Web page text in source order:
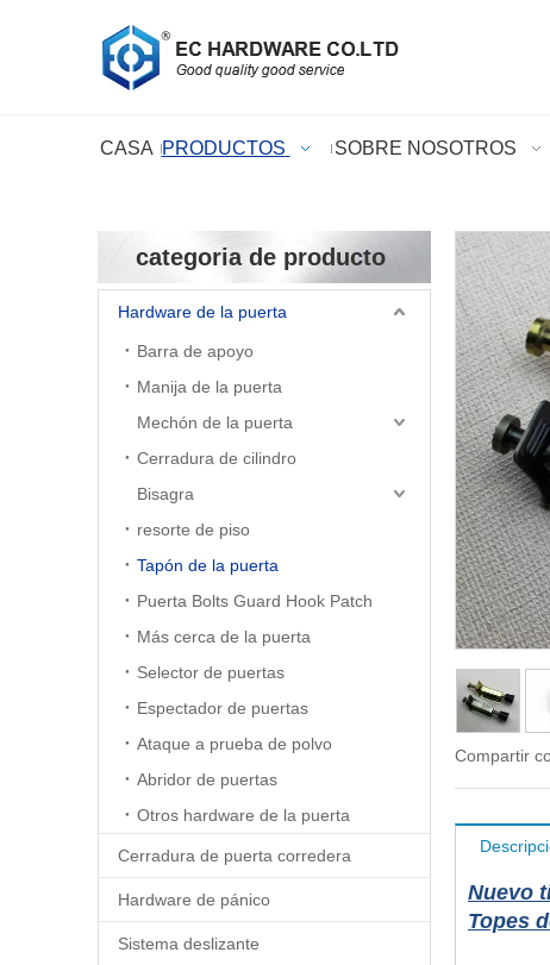
CASA PRODUCTOS SOBRE NOSOTROS
categoria de producto
Hardware de la puerta
Barra de apoyo
Manija de la puerta
Mechón de la puerta
Cerradura de cilindro
Bisagra
resorte de piso
Tapón de la puerta
Puerta Bolts Guard Hook Patch
Más cerca de la puerta
Selector de puertas
Espectador de puertas
Ataque a prueba de polvo
Abridor de puertas
Otros hardware de la puerta
Cerradura de puerta corredera
Hardware de pánico
Sistema deslizante
Compartir
Nuevo
Topes